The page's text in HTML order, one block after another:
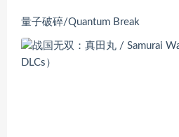
量子破碎/Quantum Break